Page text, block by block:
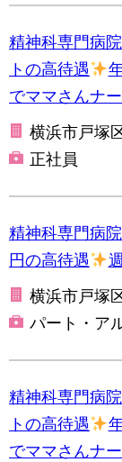
精神科専門病
トの高待遇
でママさんナ
横浜市戸塚
正社員
精神科専門病
円の高待遇
横浜市戸塚
パート・ア
精神科専門病
トの高待遇
でママさんナ